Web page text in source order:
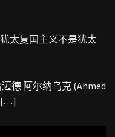
德·阿尔纳乌克 (Ahmed
[…]